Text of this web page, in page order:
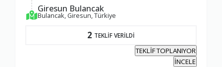
Giresun Bulancak
Bulancak, Giresun, Türkiye
2 TEKLİF VERİLDİ
TEKLİF TOPLANIYOR
İNCELE